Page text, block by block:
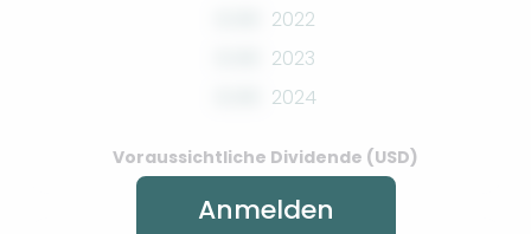
2022
2023
2024
Voraussichtliche Dividende (USD)
Anmelden